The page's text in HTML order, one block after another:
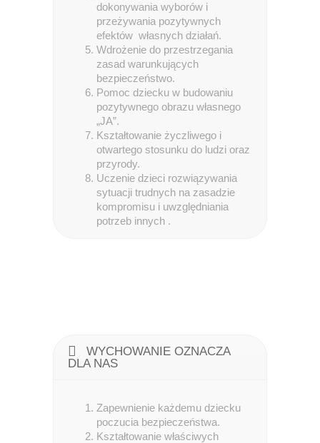
dokonywania wyborów i
przeżywania pozytywnych
efektów własnych działań.
Wdrożenie do przestrzegania
zasad warunkujących
bezpieczeństwo.
Pomoc dziecku w budowaniu
pozytywnego obrazu własnego
„JA”.
Kształtowanie życzliwego i
otwartego stosunku do ludzi oraz
przyrody.
Uczenie dzieci rozwiązywania
sytuacji trudnych na zasadzie
kompromisu i uwzględniania
potrzeb innych .
WYCHOWANIE OZNACZA
DLA NAS
Zapewnienie każdemu dziecku
poczucia bezpieczeństwa.
Kształtowanie właściwych